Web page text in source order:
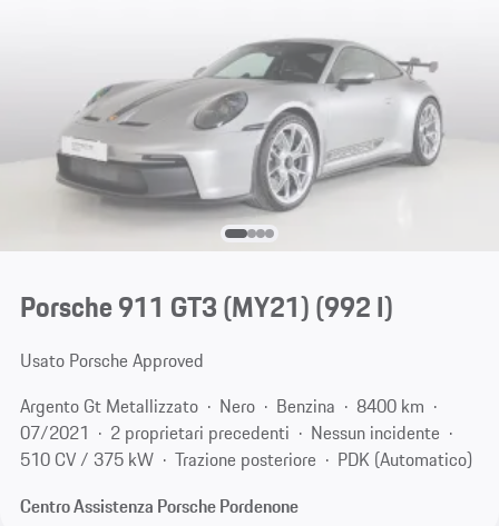
Porsche 911 GT3 (MY21)(992 I)
Usato Porsche Approved
Argento Gt Metallizzato
Nero Benzina
8400 km
07/2021
2 proprietari precedenti
Nessun incidente
510 CV / 375 kW
Trazione posteriore
PDK (Automatico)
Centro Assistenza Porsche Pordenone